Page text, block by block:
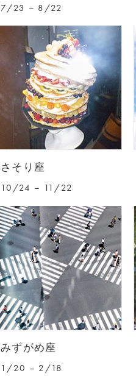
7/23 – 8/22
さそり座
10/24 – 11/22
みずがめ座
1/20 – 2/18